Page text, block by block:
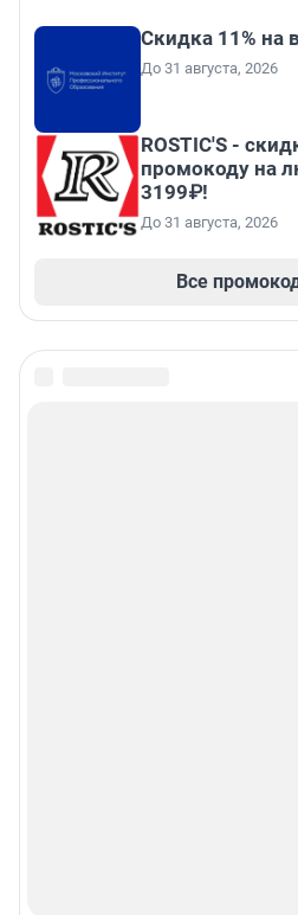
Скидка 11% на
До 31 августа, 2026
ROSTIC'S -
промокоду на
3199₽!
До 31 августа, 2026
Все